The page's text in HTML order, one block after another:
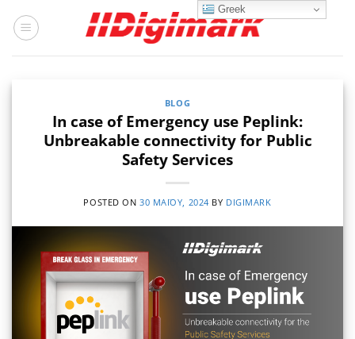
στο
BLOG
In case of Emergency use Peplink:
Unbreakable connectivity for Public
Safety Services
POSTED ON30 ΜΑΪ́ΟΥ, 2024 BY DIGIMARK
Greek